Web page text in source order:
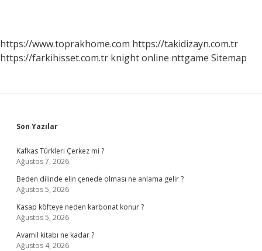
https://www.toprakhome.com https://takidizayn.com.tr
https://farkihisset.com.tr knight online nttgame Sitemap
Sidebar
Son Yazılar
Kafkas Türkleri Çerkez mi ?
Ağustos 7, 2026
Beden dilinde elin çenede olması ne anlama gelir ?
Ağustos 5, 2026
Kasap köfteye neden karbonat konur ?
Ağustos 5, 2026
Avamil kitabı ne kadar ?
Ağustos 4, 2026